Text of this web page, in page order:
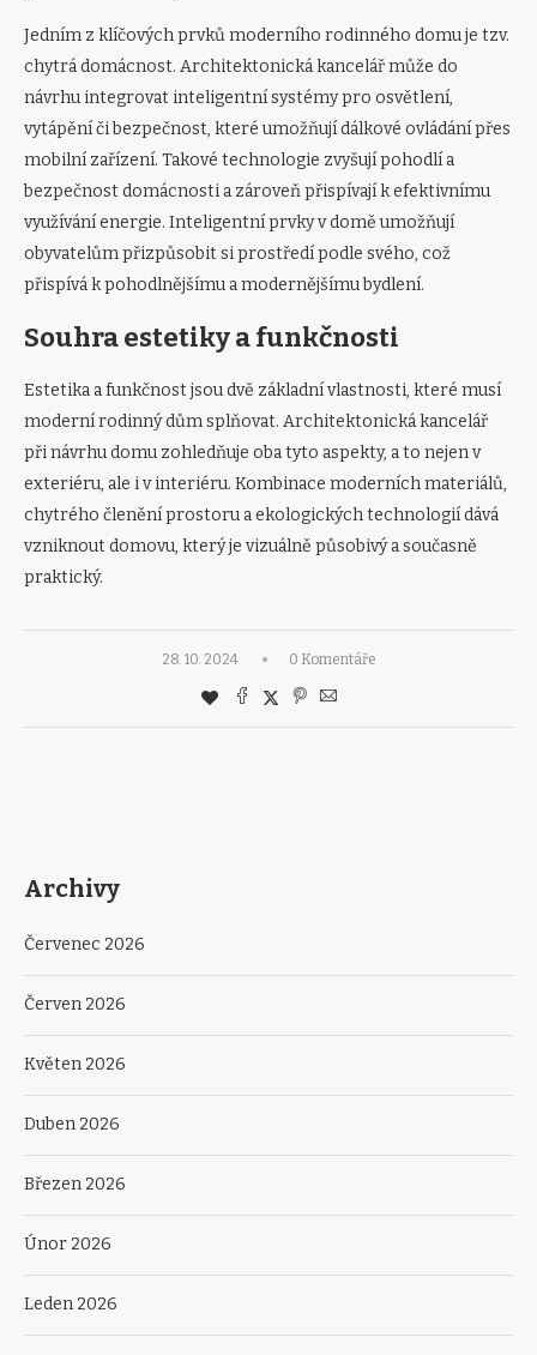
Jedním z klíčových prvků moderního rodinného domu je tzv.
chytrá domácnost. Architektonická kancelář může do
návrhu integrovat inteligentní systémy pro osvětlení,
vytápění či bezpečnost, které umožňují dálkové ovládání přes
mobilní zařízení. Takové technologie zvyšují pohodlí a
bezpečnost domácnosti a zároveň přispívají k efektivnímu
využívání energie. Inteligentní prvky v domě umožňují
obyvatelům přizpůsobit si prostředí podle svého, což
přispívá k pohodlnějšímu a modernějšímu bydlení.
Souhra estetiky a funkčnosti
Estetika a funkčnost jsou dvě základní vlastnosti, které musí
moderní rodinný dům splňovat. Architektonická kancelář
při návrhu domu zohledňuje oba tyto aspekty, a to nejen v
exteriéru, ale i v interiéru. Kombinace moderních materiálů,
chytrého členění prostoru a ekologických technologií dává
vzniknout domovu, který je vizuálně působivý a současně
praktický.
28. 10. 2024 0 Komentáře
Archivy
Červenec 2026
Červen 2026
Květen 2026
Duben 2026
Březen 2026
Únor 2026
Leden 2026